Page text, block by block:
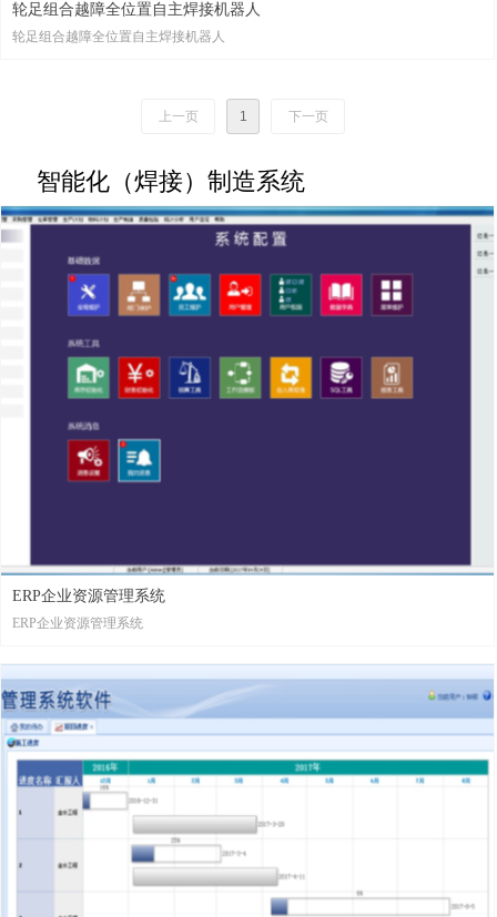
智能化（焊接）制造系统
轮足组合越障全位置自主焊接机器人
轮足组合越障全位置自主焊接机器人
上一页 1 下一页
ERP企业资源管理系统
ERP企业资源管理系统